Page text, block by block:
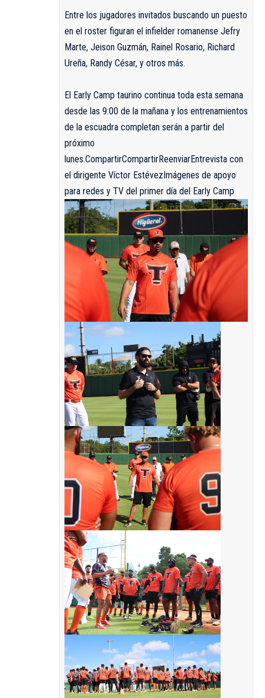
Entre los jugadores invitados buscando un puesto
en el roster figuran el infielder romanense Jefry
Marte, Jeison Guzmán, Rainel Rosario, Richard
Ureña, Randy César, y otros más.
El Early Camp taurino continua toda esta semana
desde las 9:00 de la mañana y los entrenamientos
de la escuadra completan serán a partir del
próximo
lunes.CompartirCompartirReenviarEntrevista con
el dirigente Víctor Estévez Imágenes de apoyo
para redes y TV del primer día del Early Camp